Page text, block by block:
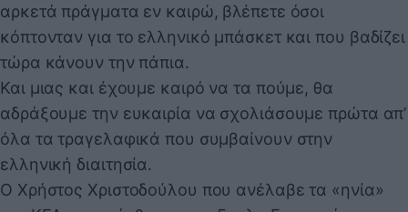
αρκετά πράγματα εν καιρώ, βλέπετε όσοι
κόπτονταν για το ελληνικό μπάσκετ και που βαδίζει
τώρα κάνουν την πάπια.
Και μιας και έχουμε καιρό να τα πούμε, θα
αδράξουμε την ευκαιρία να σχολιάσουμε πρώτα απ’
όλα τα τραγελαφικά που συμβαίνουν στην
ελληνική διαιτησία.
Ο Χρήστος Χριστοδούλου που ανέλαβε τα «ηνία»